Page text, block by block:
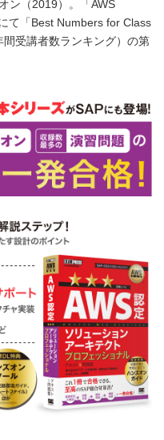
ン（2019）。「AWS
て「Best Numbers for Class
受講者数ランキング）の第